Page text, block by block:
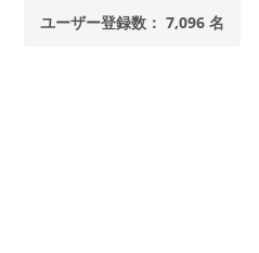
ユーザー登録数： 7,096 名